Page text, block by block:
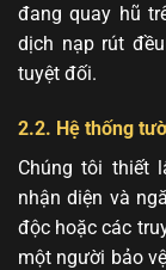
đang quay hũ
dịch nạp rút
tuyệt đối.
2.2. Hệ thống
Chúng tôi thiết
nhận diện và
độc hoặc các
một người bảo